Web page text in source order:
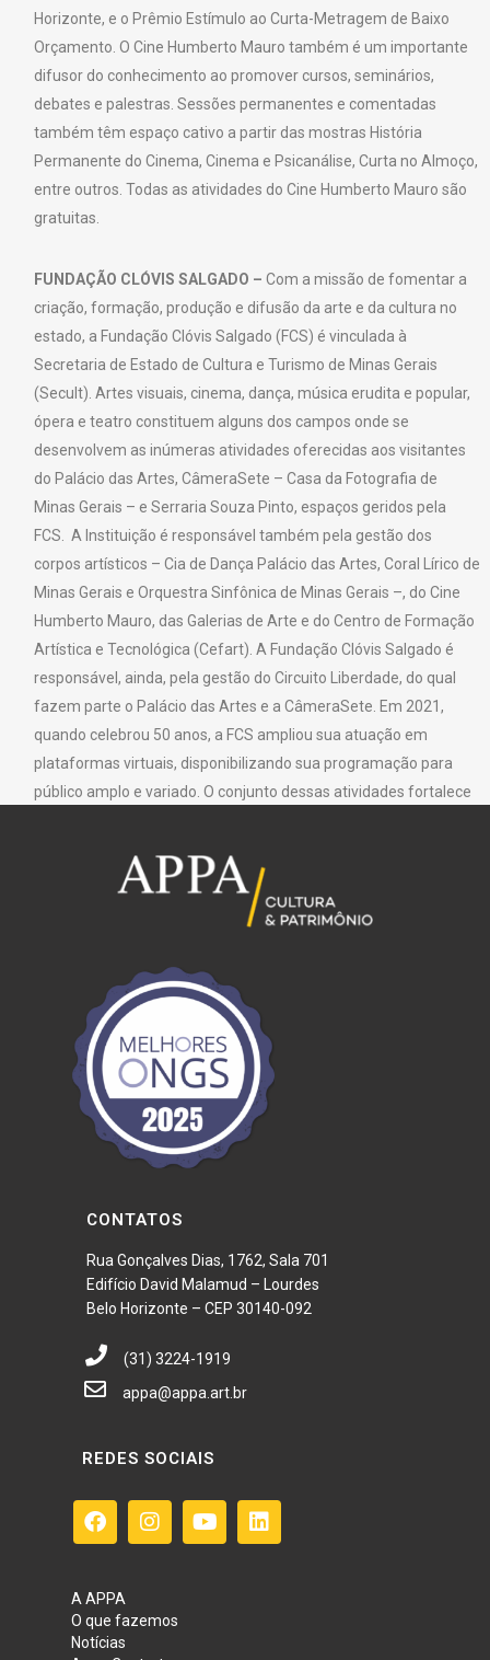
Horizonte, e o Prêmio Estímulo ao Curta-Metragem de Baixo
Orçamento. O Cine Humberto Mauro também é um importante
difusor do conhecimento ao promover cursos, seminários,
debates e palestras. Sessões permanentes e comentadas
também têm espaço cativo a partir das mostras História
Permanente do Cinema, Cinema e Psicanálise, Curta no Almoço,
entre outros. Todas as atividades do Cine Humberto Mauro são
gratuitas.
FUNDAÇÃO CLÓVIS SALGADO – Com a missão de fomentar a
criação, formação, produção e difusão da arte e da cultura no
estado, a Fundação Clóvis Salgado (FCS) é vinculada à
Secretaria de Estado de Cultura e Turismo de Minas Gerais
(Secult). Artes visuais, cinema, dança, música erudita e popular,
ópera e teatro constituem alguns dos campos onde se
desenvolvem as inúmeras atividades oferecidas aos visitantes
do Palácio das Artes, CâmeraSete – Casa da Fotografia de
Minas Gerais – e Serraria Souza Pinto, espaços geridos pela
FCS. A Instituição é responsável também pela gestão dos
corpos artísticos – Cia de Dança Palácio das Artes, Coral Lírico de
Minas Gerais e Orquestra Sinfônica de Minas Gerais –, do Cine
Humberto Mauro, das Galerias de Arte e do Centro de Formação
Artística e Tecnológica (Cefart). A Fundação Clóvis Salgado é
responsável, ainda, pela gestão do Circuito Liberdade, do qual
fazem parte o Palácio das Artes e a CâmeraSete. Em 2021,
quando celebrou 50 anos, a FCS ampliou sua atuação em
plataformas virtuais, disponibilizando sua programação para
público amplo e variado. O conjunto dessas atividades fortalece
Texto: Fundação Clóvis Salgado
CONTATOS
Rua Gonçalves Dias, 1762, Sala 701
Edifício David Malamud – Lourdes
Belo Horizonte – CEP 30140-092
(31) 3224-1919
appa@appa.art.br
REDES SOCIAIS
A APPA
O que fazemos
Notícias